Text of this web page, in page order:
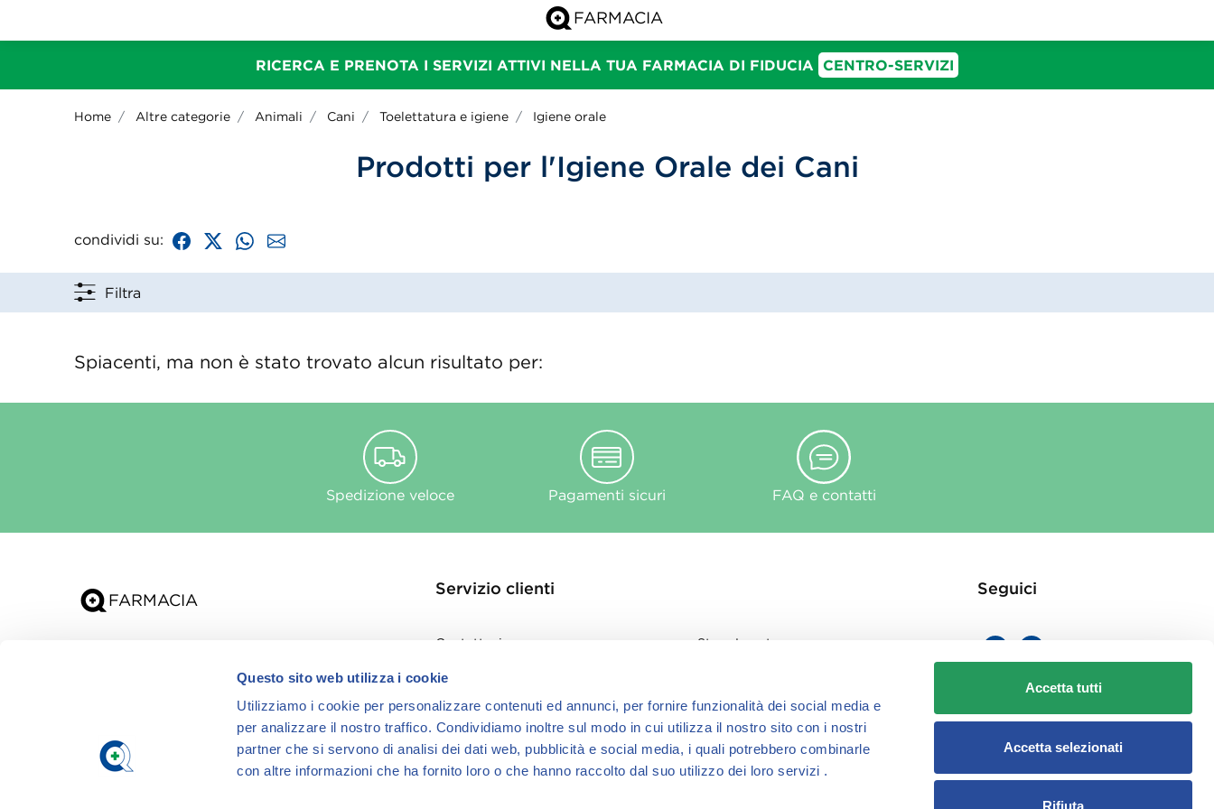
Questo sito web utilizza i cookie
Utilizziamo i cookie per personalizzare contenuti ed annunci, per fornire funzionalità dei social media e
per analizzare il nostro traffico. Condividiamo inoltre sul modo in cui utilizza il nostro sito con i nostri
partner che si servono di analisi dei dati web, pubblicità e social media, i quali potrebbero combinarle
con altre informazioni che ha fornito loro o che hanno raccolto dal suo utilizzo dei loro servizi .
Accetta tutti
Accetta selezionati
Rifiuta
RICERCA E PRENOTA I SERVIZI ATTIVI NELLA TUA FARMACIA DI FIDUCIA CENTRO-SERVIZI
Home Altre categorie Animali Cani Toelettatura e igiene Igiene orale
Prodotti per l'Igiene Orale dei Cani
condividi su:
Filtra
Spiacenti, ma non è stato trovato alcun risultato per:
Spedizione veloce Pagamenti sicuri FAQ e contatti
Servizio clienti
Contattaci
Store Locator
Seguici